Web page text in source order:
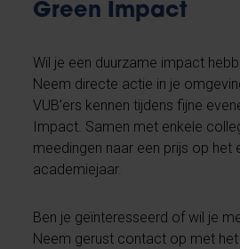
Green Impact
Wil je een duurzame impact
Neem directe actie in je
VUB’ers kennen tijdens fijne
Impact. Samen met enkele
meedingen naar een prijs op het
academiejaar.
Ben je geïnteresseerd of wil je
Neem gerust contact op met het